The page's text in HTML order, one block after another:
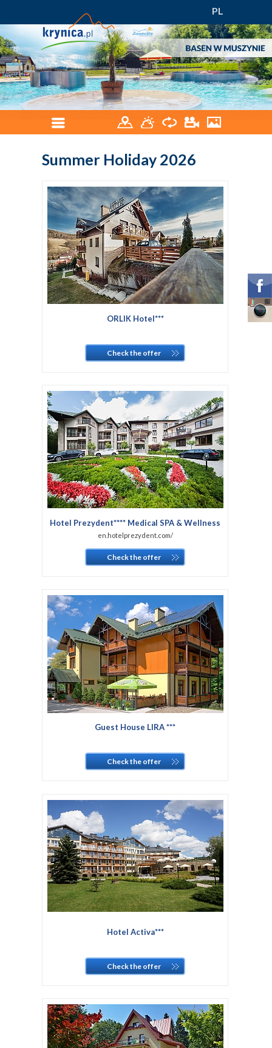
PL
Summer Holiday 2026
ORLIK Hotel***
Check the offer
Hotel Prezydent**** Medical SPA & Wellness
en.hotelprezydent.com/
Check the offer
Guest House LIRA ***
Check the offer
Hotel Activa***
Check the offer